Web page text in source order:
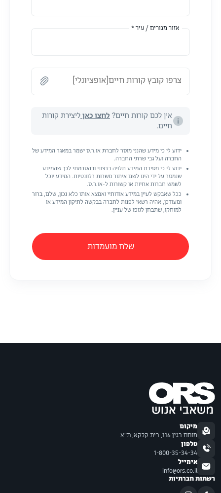
אזור מגורים / עיר *
צרפו קובץ קורות חיים[אופציונלי]
אין לכם קורות חיים? לחצו כאן ליצירת קורות
חיים.
ידוע לי כי מידע שהנני מוסר לחברת או.ר.ס ישמר במאגר המידע של
החברה ועל גבי שרתי החברה.
ידוע לי כי מסירת המידע תלויה ברצוני ובהסכמתי לכך שהמידע
שנמסר על ידי הינו לשם איתור משרות רלוונטיות. המידע יוכל
לשמש חברות אחיות או קשורות ל-או.ר.ס.
ככל שאבקש לעיין במידע אודותיי ואמצא אותו כלא נכון, שלם, ברור
ומעודכן, אהיה רשאי לפנות לחברה בבקשה לתיקון המידע או
למוחקו, שתבחן לגופו של עניין.
שלח מועמדות
מיקום
מנחם בגין 116, בית קלקא, ת"א
טלפון
1-800-35-34-34
אימייל
info@ors.co.il
רשתות חברתיות